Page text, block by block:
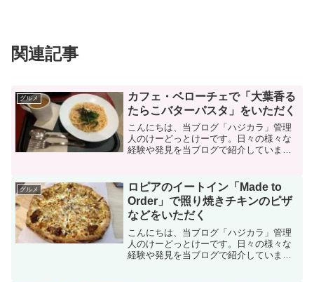
関連記事
グルメ
カフェ・ベローチェで「大葉香る
たらこバターパスタ」をいただく
こんにちは、当ブログ「ハジカラ」管理
人のけーどっとけーです。日々の様々な
経験や発見を当ブログで紹介していま
いものを食べるのも好きなので、気にな
るお店に行ったりテイクアウ...
グルメ
ロピアのイートイン「Made to
Order」で照り焼きチキンのピザ
などをいただく
こんにちは、当ブログ「ハジカラ」管理
人のけーどっとけーです。日々の様々な
経験や発見を当ブログで紹介していま